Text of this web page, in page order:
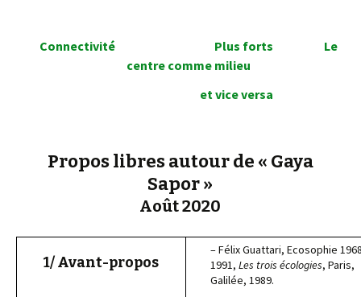
Connectivité Plus forts
Le
centre comme milieu
et vice versa
Propos libres autour de « Gaya
Sapor »
Août 2020
1/ Avant-propos
– Félix Guattari, Ecosophie
1991, Les trois écologies, Paris,
Galilée, 1989.